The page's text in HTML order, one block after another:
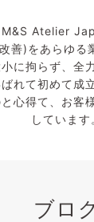
Atelier
善)をあらゆる
に拘らず、全
れて初めて成
心得て、お客
しています
ブロ